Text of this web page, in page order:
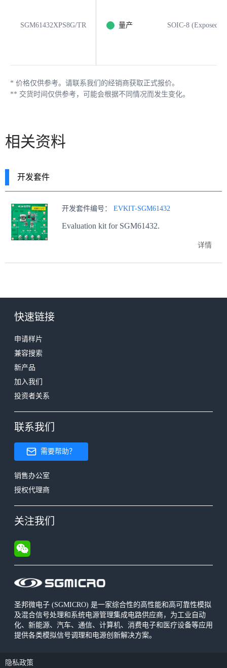
SGM61432XPS8G/TR 量产 SOIC-8 (Exposed
* 价格仅供参考。请联系我们的经销商获取正式报价。
** 交货时间仅供参考，可能会根据不同情况而发生变化。
相关资料
开发套件
开发套件编号： EVKIT-SGM61432
Evaluation kit for SGM61432.
详情
圣邦微电子 (SGMICRO) 是一家综合性的高性能和高可靠性模拟
及混合信号处理和系统电源管理集成电路供应商，为工业自动
化、新能源、汽车、通信、计算机、消费电子和医疗设备等应用
提供各类模拟信号调理和电源创新解决方案。
快速链接
申请样片
兼容搜索
新产品
加入我们
投资者关系
联系我们
需要帮助？
销售办公室
授权代理商
关注我们
隐私政策